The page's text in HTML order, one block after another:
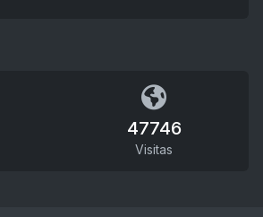
47746
Visitas